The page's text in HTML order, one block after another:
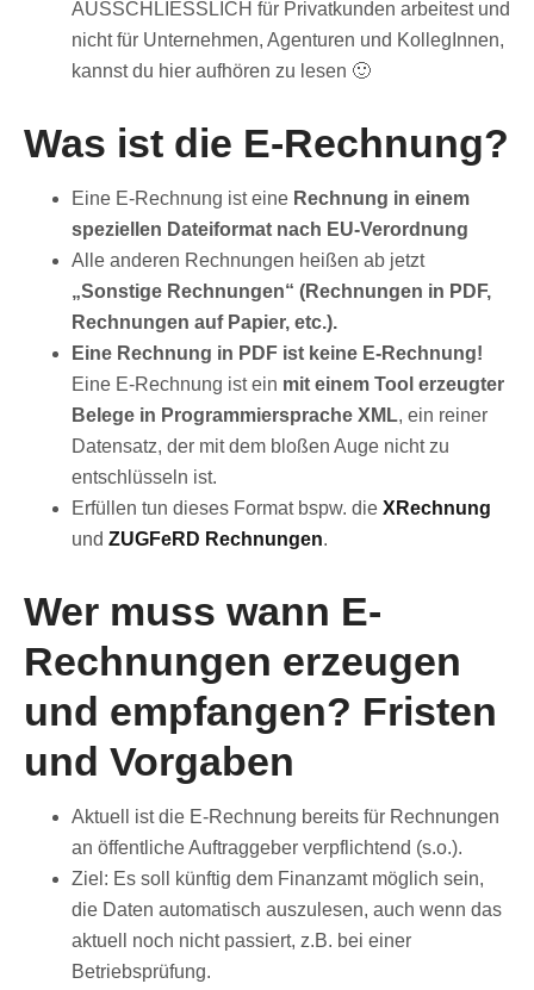
AUSSCHLIESSLICH für Privatkunden arbeitest und
nicht für Unternehmen, Agenturen und KollegInnen,
kannst du hier aufhören zu lesen 🙂
Was ist die E-Rechnung?
Eine E-Rechnung ist eine Rechnung in einem
speziellen Dateiformat nach EU-Verordnung
Alle anderen Rechnungen heißen ab jetzt
„Sonstige Rechnungen“ (Rechnungen in PDF,
Rechnungen auf Papier, etc.).
Eine Rechnung in PDF ist keine E-Rechnung!
Eine E-Rechnung ist ein mit einem Tool erzeugter
Belege in Programmiersprache XML, ein reiner
Datensatz, der mit dem bloßen Auge nicht zu
entschlüsseln ist.
Erfüllen tun dieses Format bspw. die XRechnung
und ZUGFeRD Rechnungen.
Wer muss wann E-
Rechnungen erzeugen
und empfangen? Fristen
und Vorgaben
Aktuell ist die E-Rechnung bereits für Rechnungen
an öffentliche Auftraggeber verpflichtend (s.o.).
Ziel: Es soll künftig dem Finanzamt möglich sein,
die Daten automatisch auszulesen, auch wenn das
aktuell noch nicht passiert, z.B. bei einer
Betriebsprüfung.